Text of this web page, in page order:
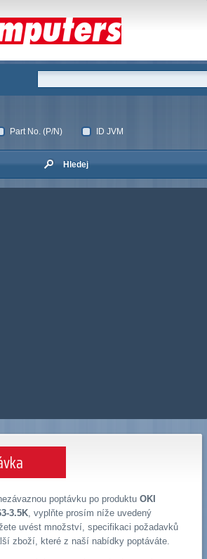
Part No. (P/N) ID JVM
Hledej
poptávku po produktu OKI
3.5K, vyplňte prosím níže uvedený
uvést množství, specifikaci požadavků
zboží, které z naší nabídky poptáváte.